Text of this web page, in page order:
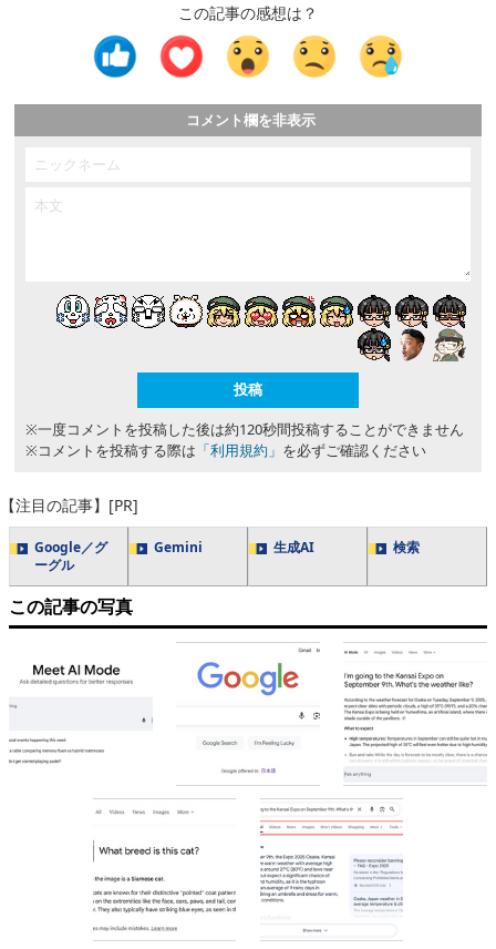
この記事の感想は？
コメント欄を非表示
※一度コメントを投稿した後は約120秒間投稿することができません
※コメントを投稿する際は 「利用規約」 を必ずご確認ください
【注目の記事】[PR]
Google／グ
ーグル
Gemini 生成AI 検索
この記事の写真